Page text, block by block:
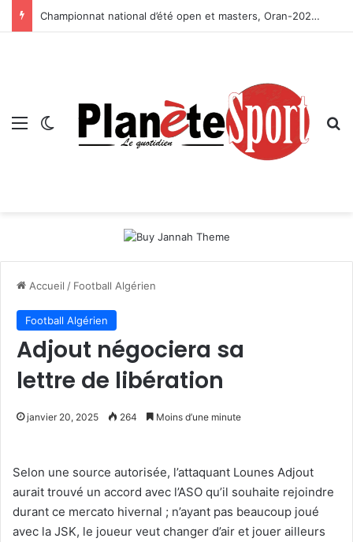
Championnat national d’été open et masters, Oran-2026 — Le CRB s’adjuge le titre
Menu Switch skin
Accueil / Football Algérien
Football Algérien
Adjout négociera sa
lettre de libération
janvier 20, 2025 264 Moins d’une minute
Selon une source autorisée, l’attaquant Lounes Adjout
aurait trouvé un accord avec l’ASO qu’il souhaite rejoindre
durant ce mercato hivernal ; n’ayant pas beaucoup joué
avec la JSK, le joueur veut changer d’air et jouer ailleurs